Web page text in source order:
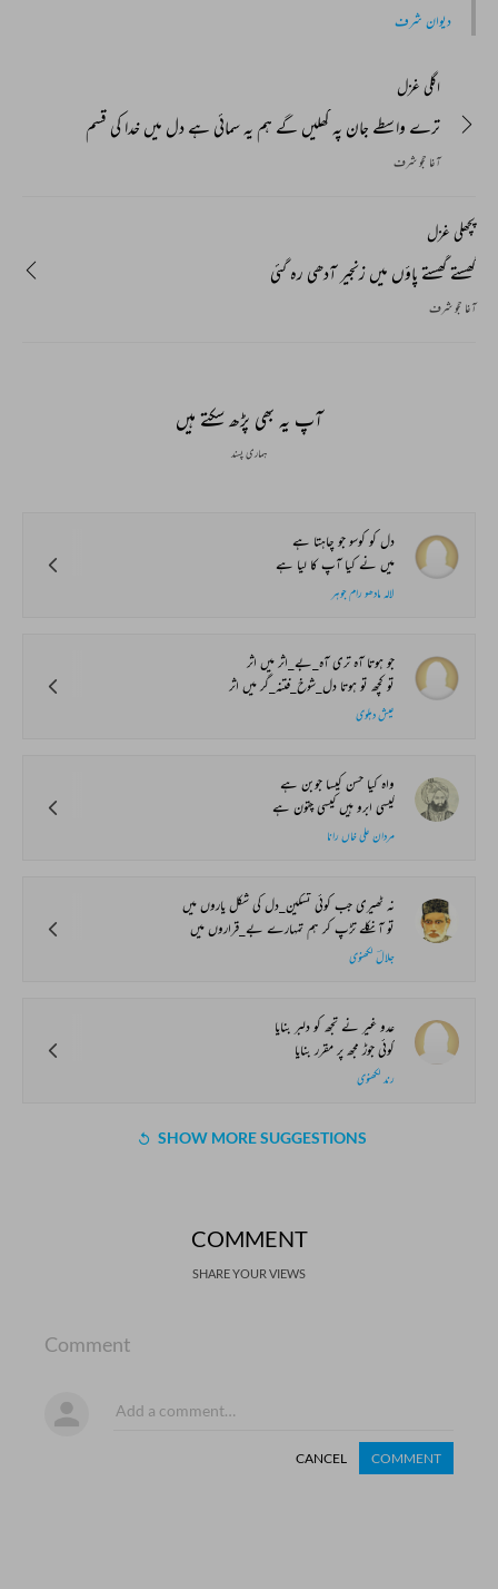
دیوان شرف
اگلی غزل
ترے واسطے جان پہ کھلیں گے ہم یہ سمائی ہے دل میں خدا کی قسم
آغا حجو شرف
پچھلی غزل
گھستے گھستے پاؤں میں زنجیر آدھی رہ گئی
آغا حجو شرف
آپ یہ بھی پڑھ سکتے ہیں
ہماری پسند
دل کو کوسو جو چاہتا ہے
میں نے کیا آپ کا لیا ہے
لالہ مادھو رام جوہر
جو ہوتا آہ تری آہ_بے_اثر میں اثر
تو کچھ تو ہوتا دل_شوخ_فتنہ_گر میں اثر
عیش دہلوی
واہ کیا حسن کیسا جوبن ہے
کیسی ابرو ہیں کیسی چتون ہے
مردان علی خاں رانا
نہ ٹھیری جب کوئی تسکین_دل کی شکل یاروں میں
تو آ نکلے تڑپ کر ہم تمہارے بے_قراروں میں
جلالؔ لکھنوی
عدو غیر نے تجھ کو دلبر بنایا
کوئی جوڑ مجھ پر مقرر بنایا
رند لکھنوی
SHOW MORE SUGGESTIONS
COMMENT
SHARE YOUR VIEWS
Comment
CANCEL COMMENT